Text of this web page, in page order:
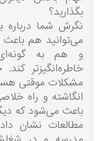
بگذارید؟
نگرش شما درباره
می‌توانید هم
و هم به
خاطره‌انگیزتر
مشکلات موقتی
انگاشته و راه
باعث می‌شود که
مطالعات نشان